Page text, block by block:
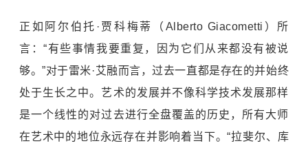
正如阿尔伯托·贾科梅蒂（Alberto Giacometti）所
言：“有些事情我要重复，因为它们从来都没有被说
够。”对于雷米·艾融而言，过去一直都是存在的并始终
处于生长之中。艺术的发展并不像科学技术发展那样
是一个线性的对过去进行全盘覆盖的历史，所有大师
在艺术中的地位永远存在并影响着当下。“拉斐尔、库